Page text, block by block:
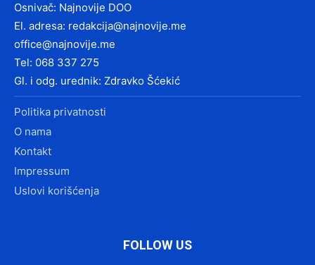
Osnivač: Najnovije DOO
El. adresa: redakcija@najnovije.me
office@najnovije.me
Tel: 068 337 275
Gl. i odg. urednik: Zdravko Šćekić
Politika privatnosti
O nama
Kontakt
Impressum
Uslovi korišćenja
FOLLOW US